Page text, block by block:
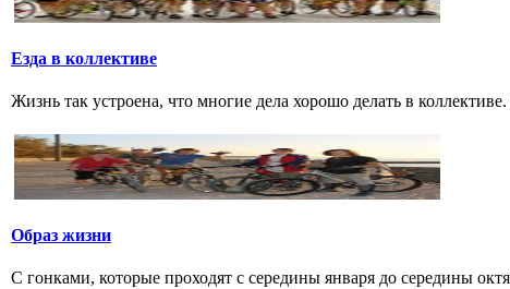
Езда в коллективе
Жизнь так устроена, что многие дела хорошо делать в
Образ жизни
С гонками, которые проходят с середины января до середины